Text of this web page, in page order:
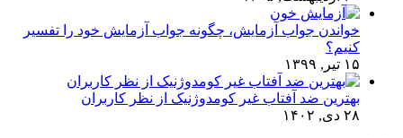
خواندن جواب آزمایش، چگونه جواب آزمایش خود را تفسیر
کنیم؟
۱۵ تیر, ۱۳۹۹
بهترین ضد آفتاب غیر کومدوژنیک از نظر کاربران
۲۸ دی, ۱۴۰۲